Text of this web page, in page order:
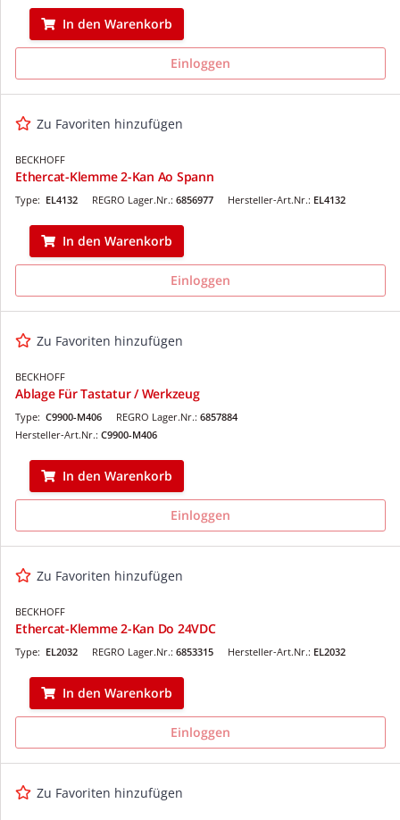
In den Warenkorb
Einloggen
Zu Favoriten hinzufügen
BECKHOFF
Ethercat-Klemme 2-Kan Ao Spann
REGRO Lager.Nr.: 6856977
Type: EL4132 Hersteller-Art.Nr.: EL4132
In den Warenkorb
Einloggen
Zu Favoriten hinzufügen
BECKHOFF
Ablage Für Tastatur / Werkzeug
REGRO Lager.Nr.: 6857884
Type: C9900-M406
Hersteller-Art.Nr.: C9900-M406
In den Warenkorb
Einloggen
Zu Favoriten hinzufügen
BECKHOFF
Ethercat-Klemme 2-Kan Do 24VDC
REGRO Lager.Nr.: 6853315
Type: EL2032 Hersteller-Art.Nr.: EL2032
In den Warenkorb
Einloggen
Zu Favoriten hinzufügen